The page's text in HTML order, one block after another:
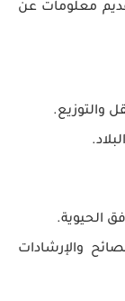
معلومات عن
والتوزيع.
الحيوية.
والإرشادات